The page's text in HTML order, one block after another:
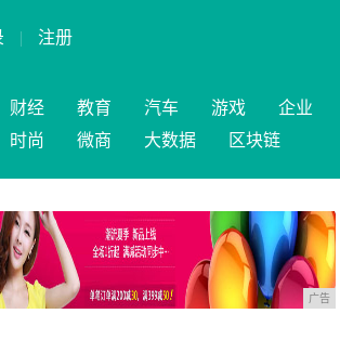
| 注册
财经 教育 汽车 游戏
企业
时尚 微商 大数据 区块链
广告